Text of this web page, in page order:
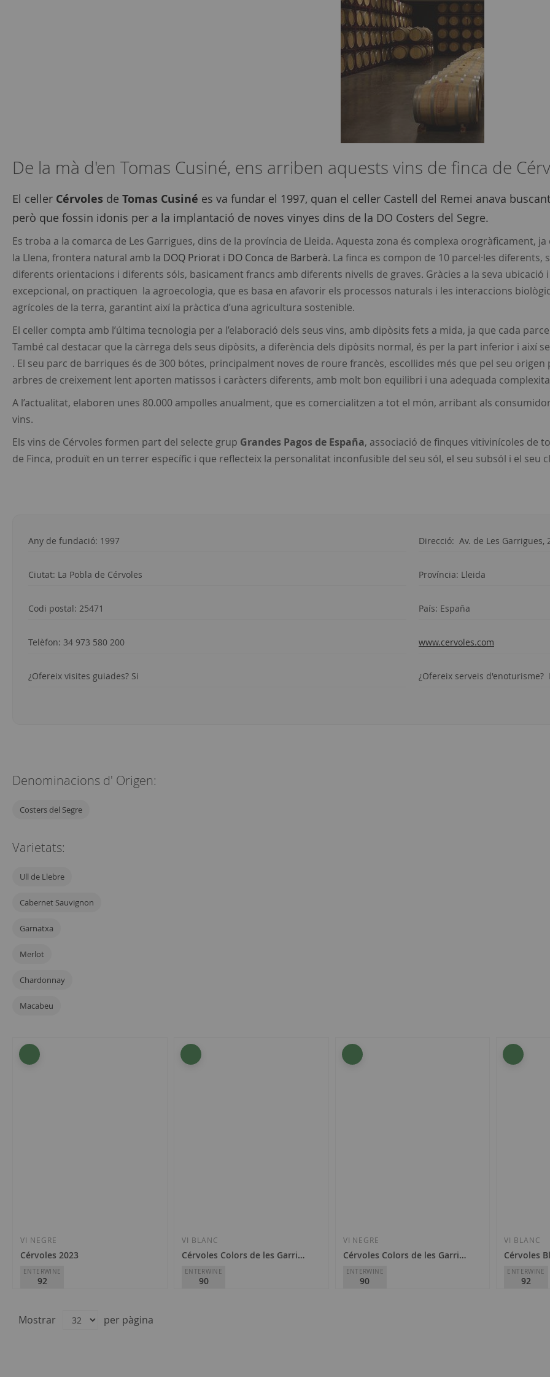
De la mà d'en Tomas Cusiné, ens arriben aquests vins de finca de
El celler Cérvoles de Tomas Cusiné es va fundar el 1997, quan el celler Castell del Remei anava
però que fossin idonis per a la implantació de noves vinyes dins de la DO Costers del Segre.
Es troba a la comarca de Les Garrigues, dins de la província de Lleida. Aquesta zona és complexa orogràficament,
la Llena, frontera natural amb la DOQ Priorat i DO Conca de Barberà. La finca es compon de 10 parcel·les
diferents orientacions i diferents sóls, basicament francs amb diferents nivells de graves. Gràcies a la seva
excepcional, on practiquen la agroecologia, que es basa en afavorir els processos naturals i les interaccions
agrícoles de la terra, garantint així la pràctica d’una agricultura sostenible.
El celler compta amb l’última tecnologia per a l’elaboració dels seus vins, amb dipòsits fets a mida, ja que cada
També cal destacar que la càrrega dels seus dipòsits, a diferència dels dipòsits normal, és per la part inferior i així
. El seu parc de barriques és de 300 bótes, principalment noves de roure francès, escollides més que pel seu
arbres de creixement lent aporten matissos i caràcters diferents, amb molt bon equilibri i una adequada
A l’actualitat, elaboren unes 80.000 ampolles anualment, que es comercialitzen a tot el món, arribant als
vins.
Els vins de Cérvoles formen part del selecte grup Grandes Pagos de España, associació de finques vitivinícoles de
de Finca, produït en un terrer específic i que reflecteix la personalitat inconfusible del seu sól, el seu subsól i el seu
Any de fundació: 1997 Direcció: Av. de Les Garrigues,
Ciutat: La Pobla de Cérvoles Província: Lleida
Codi postal: 25471 País: España
Telèfon: 34 973 580 200 www.cervoles.com
¿Ofereix visites guiades? Si ¿Ofereix serveis d'enoturisme?
Denominacions d' Origen:
Costers del Segre
Varietats:
Ull de Llebre
Cabernet Sauvignon
Garnatxa
Merlot
Chardonnay
Macabeu
5articles
VI NEGRE
Cérvoles 2023
ENTERWINE
92
D.O. Costers del Segre
VI BLANC
Cérvoles Colors de les Garrigues Blanc 2025
ENTERWINE
90
VI NEGRE
Cérvoles Colors de les Garrigues 2023
ENTERWINE
90
VI BLANC
Cérvoles
ENTERWINE
92
Mostrar per pàgina